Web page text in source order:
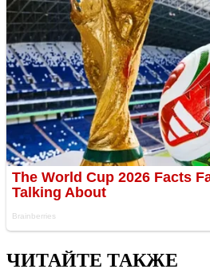
ЧИТАЙТЕ ТАКЖЕ